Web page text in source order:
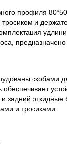
профиля
тросиком и
скобами
задний откидные
и тросиками.